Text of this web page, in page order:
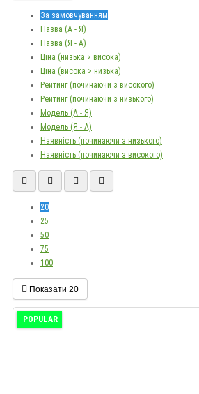
За замовчуванням
Назва (А - Я)
Назва (Я - А)
Ціна (низька > висока)
Ціна (висока > низька)
Рейтинг (починаючи з високого)
Рейтинг (починаючи з низького)
Модель (А - Я)
Модель (Я - А)
Наявність (починаючи з низького)
Наявність (починаючи з високого)
20
25
50
75
100
Показати 20
POPULAR